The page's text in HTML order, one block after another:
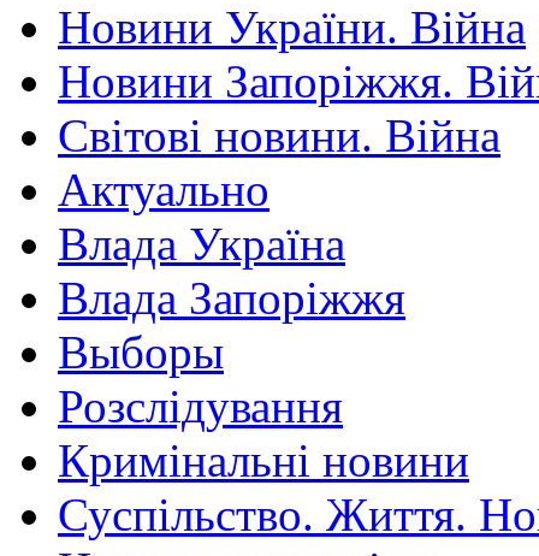
Новини України. Війна
Новини Запоріжжя.
Світові новини. Війна
Актуально
Влада Україна
Влада Запоріжжя
Выборы
Розслідування
Кримінальні новини
Суспільство. Життя.